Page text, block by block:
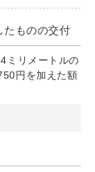
たものの交付
ミリメートルの
円を加えた額